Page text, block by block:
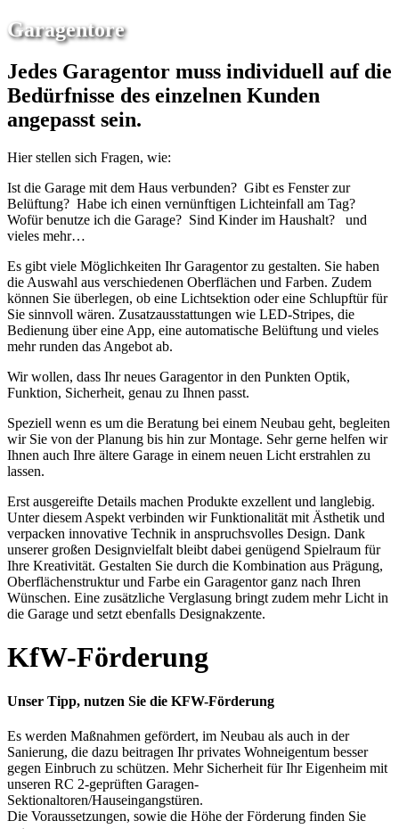
Garagen­tore
Jedes Garagentor muss individuell auf die
Bedürfnisse des einzelnen Kunden
angepasst sein.
Hier stellen sich Fragen, wie:
Ist die Garage mit dem Haus verbunden? Gibt es Fenster zur
Belüftung? Habe ich einen vernünftigen Lichteinfall am Tag?
Wofür benutze ich die Garage? Sind Kinder im Haushalt? und
vieles mehr…
Es gibt viele Möglichkeiten Ihr Garagentor zu gestalten. Sie haben
die Auswahl aus verschiedenen Oberflächen und Farben. Zudem
können Sie überlegen, ob eine Lichtsektion oder eine Schlupftür für
Sie sinnvoll wären. Zusatzausstattungen wie LED-Stripes, die
Bedienung über eine App, eine automatische Belüftung und vieles
mehr runden das Angebot ab.
Wir wollen, dass Ihr neues Garagentor in den Punkten Optik,
Funktion, Sicherheit, genau zu Ihnen passt.
Speziell wenn es um die Beratung bei einem Neubau geht, begleiten
wir Sie von der Planung bis hin zur Montage. Sehr gerne helfen wir
Ihnen auch Ihre ältere Garage in einem neuen Licht erstrahlen zu
lassen.
Erst ausgereifte Details machen Produkte exzellent und langlebig.
Unter diesem Aspekt verbinden wir Funktionalität mit Ästhetik und
verpacken innovative Technik in anspruchsvolles Design. Dank
unserer großen Designvielfalt bleibt dabei genügend Spielraum für
Ihre Kreativität. Gestalten Sie durch die Kombination aus Prägung,
Oberflächenstruktur und Farbe ein Garagentor ganz nach Ihren
Wünschen. Eine zusätzliche Verglasung bringt zudem mehr Licht in
die Garage und setzt ebenfalls Designakzente.
KfW-Förderung
Unser Tipp, nutzen Sie die KFW-Förderung
Es werden Maßnahmen gefördert, im Neubau als auch in der
Sanierung, die dazu beitragen Ihr privates Wohneigentum besser
gegen Einbruch zu schützen. Mehr Sicherheit für Ihr Eigenheim mit
unseren RC 2-geprüften Garagen-
Sektionaltoren/Hauseingangstüren.
Die Voraussetzungen, sowie die Höhe der Förderung finden Sie